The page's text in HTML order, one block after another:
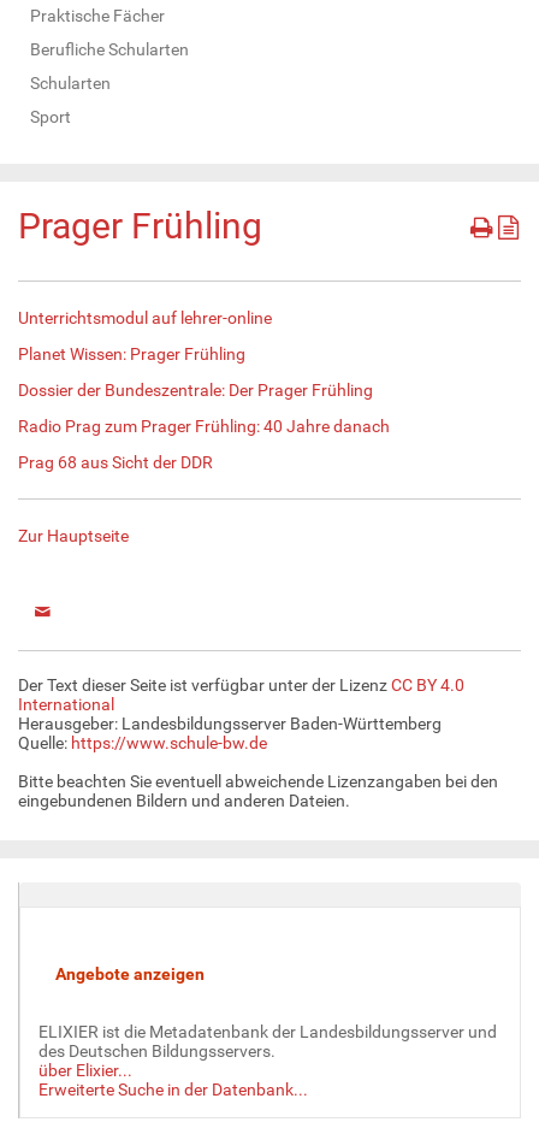
Praktische Fächer
Berufliche Schularten
Schularten
Sport
Prager Frühling
Unterrichtsmodul auf lehrer-online
Planet Wissen: Prager Frühling
Dossier der Bundeszentrale: Der Prager Frühling
Radio Prag zum Prager Frühling: 40 Jahre danach
Prag 68 aus Sicht der DDR
Zur Hauptseite
Der Text dieser Seite ist verfügbar unter der LizenzCC BY 4.0
International
Herausgeber: Landesbildungsserver Baden-Württemberg
Quelle: https://www.schule-bw.de
Bitte beachten Sie eventuell abweichende Lizenzangaben bei den
eingebundenen Bildern und anderen Dateien.
ELIXIER ist die Metadatenbank der Landesbildungsserver und
des Deutschen Bildungsservers.
über Elixier...
Erweiterte Suche in der Datenbank...